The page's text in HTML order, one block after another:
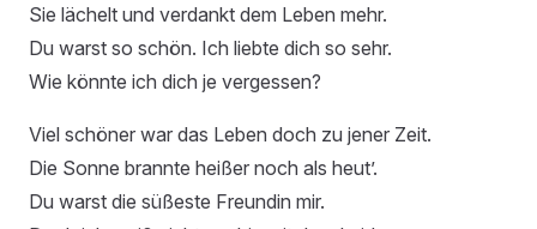
Sie lächelt und verdankt dem Leben mehr.
Du warst so schön. Ich liebte dich so sehr.
Wie könnte ich dich je vergessen?
Viel schöner war das Leben doch zu jener Zeit.
Die Sonne brannte heißer noch als heut’.
Du warst die süßeste Freundin mir.